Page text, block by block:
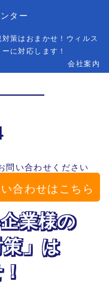
ター
策はおまかせ！ウィルス
に対応します！
会社案内
問い合わせください
合わせはこちら
業様の
」 は